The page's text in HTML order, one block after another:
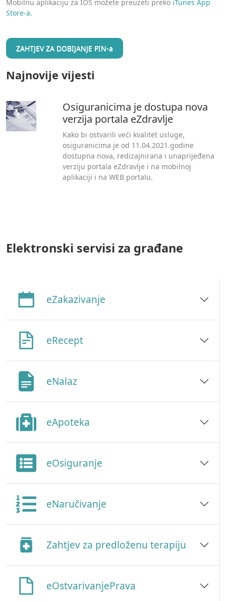
Mobilnu aplikaciju za IOS možete preuzeti preko iTunes App
Store-a.
ZAHTJEV ZA DOBIJANJE PIN-a
Najnovije vijesti
Osiguranicima je dostupa nova
verzija portala eZdravlje
Kako bi ostvarili veći kvalitet usluge,
osiguranicima je od 11.04.2021.godine
dostupna nova, redizajnirana i unaprijeđena
verziju portala eZdravlje i na mobilnoj
aplikaciji i na WEB portalu.
Elektronski servisi za građane
eZakazivanje
eRecept
eNalaz
eApoteka
eOsiguranje
eNaručivanje
Zahtjev za predloženu terapiju
eOstvarivanjePrava